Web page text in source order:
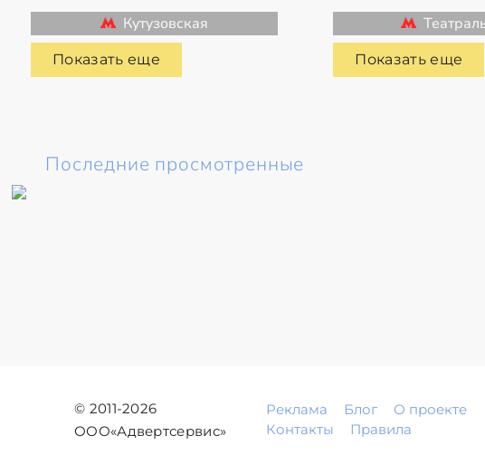
Кутузовская
Показать еще Показать еще
Последние просмотренные
© 2011-2026
ООО«Адвертсервис»
Реклама Блог
О проекте
Контакты
Правила